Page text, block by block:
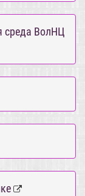
среда ВолНЦ